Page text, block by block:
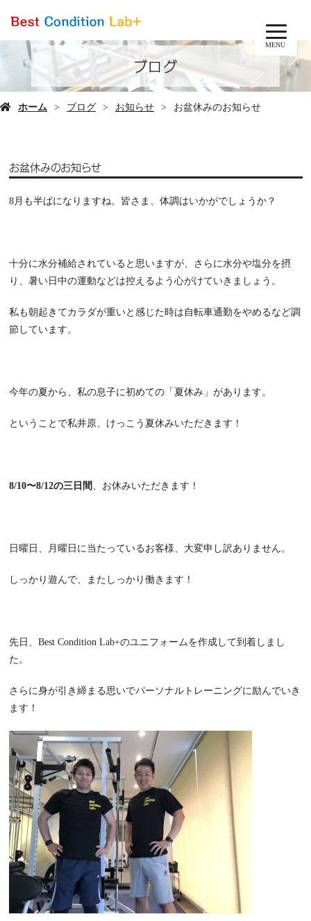
MENU
ブログ
ホーム ブログ お知らせ お盆休みのお知らせ
お盆休みのお知らせ
8月も半ばになりますね。皆さま、体調はいかがでしょうか？
十分に水分補給されていると思いますが、さらに水分や塩分を摂
り、暑い日中の運動などは控えるよう心がけていきましょう。
私も朝起きてカラダが重いと感じた時は自転車通勤をやめるなど調
節しています。
今年の夏から、私の息子に初めての「夏休み」があります。
ということで私井原、けっこう夏休みいただきます！
8/10〜8/12の三日間 、お休みいただきます！
日曜日、月曜日に当たっているお客様、大変申し訳ありません。
しっかり遊んで、またしっかり働きます！
先日、Best Condition Lab+のユニフォームを作成して到着しまし
た。
さらに身が引き締まる思いでパーソナルトレーニングに励んでいき
ます！